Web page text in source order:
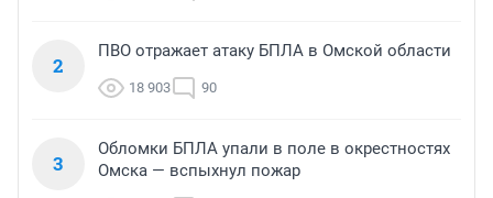
2
ПВО отражает атаку БПЛА в Омской области
18 903 90
3
Обломки БПЛА упали в поле в окрестностях
Омска — вспыхнул пожар